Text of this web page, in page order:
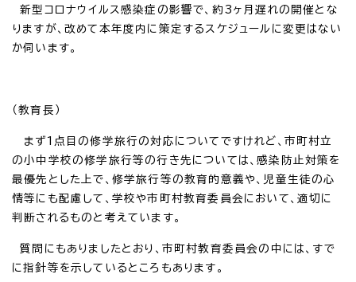
新型コロナウイルス感染症の影響で、約3ヶ月遅れの開催とな
りますが、改めて本年度内に策定するスケジュールに変更はない
か伺います。
（教育長）
まず1点目の修学旅行の対応についてですけれど、市町村立
の小中学校の修学旅行等の行き先については、感染防止対策を
最優先とした上で、修学旅行等の教育的意義や、児童生徒の心
情等にも配慮して、学校や市町村教育委員会において、適切に
判断されるものと考えています。
質問にもありましたとおり、市町村教育委員会の中には、すで
に指針等を示しているところもあります。